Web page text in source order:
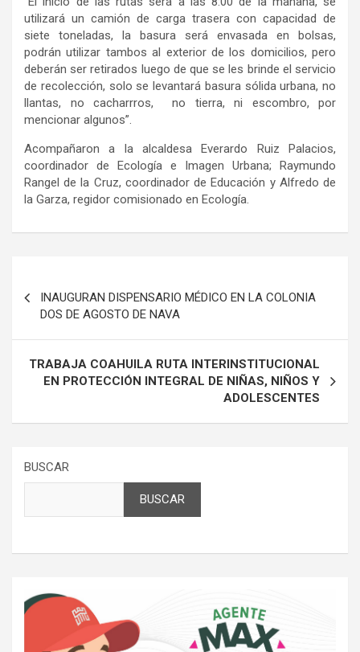
utilizará un camión de carga trasera con capacidad de
siete toneladas, la basura será envasada en bolsas,
podrán utilizar tambos al exterior de los domicilios, pero
deberán ser retirados luego de que se les brinde el servicio
de recolección, solo se levantará basura sólida urbana, no
llantas, no cacharrros, no tierra, ni escombro, por
mencionar algunos”.
Acompañaron a la alcaldesa Everardo Ruiz Palacios,
coordinador de Ecología e Imagen Urbana; Raymundo
Rangel de la Cruz, coordinador de Educación y Alfredo de
la Garza, regidor comisionado en Ecología.
de
entradas
INAUGURAN DISPENSARIO MÉDICO EN LA COLONIA
DOS DE AGOSTO DE NAVA
TRABAJA COAHUILA RUTA INTERINSTITUCIONAL
EN PROTECCIÓN INTEGRAL DE NIÑAS, NIÑOS Y
ADOLESCENTES
BUSCAR
BUSCAR